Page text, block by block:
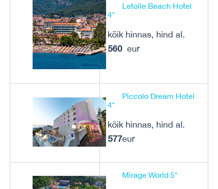
Letoile Beach Hotel
4*
kõik hinnas, hind al.
560 eur
Piccolo Dream Hotel
4*
kõik hinnas, hind al.
577eur
Mirage World 5*